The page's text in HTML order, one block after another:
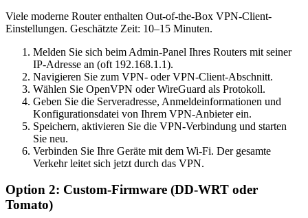
Viele moderne Router enthalten Out-of-the-Box VPN-Client-
Einstellungen. Geschätzte Zeit: 10–15 Minuten.
Melden Sie sich beim Admin-Panel Ihres Routers mit seiner
IP-Adresse an (oft 192.168.1.1).
Navigieren Sie zum VPN- oder VPN-Client-Abschnitt.
Wählen Sie OpenVPN oder WireGuard als Protokoll.
Geben Sie die Serveradresse, Anmeldeinformationen und
Konfigurationsdatei von Ihrem VPN-Anbieter ein.
Speichern, aktivieren Sie die VPN-Verbindung und starten
Sie neu.
Verbinden Sie Ihre Geräte mit dem Wi-Fi. Der gesamte
Verkehr leitet sich jetzt durch das VPN.
Option 2: Custom-Firmware (DD-WRT oder
Tomato)